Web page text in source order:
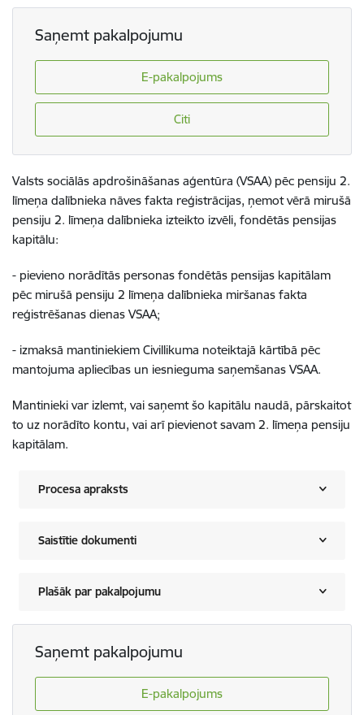
Saņemt pakalpojumu
E-pakalpojums
Citi
Valsts sociālās apdrošināšanas aģentūra (VSAA) pēc pensiju 2.
līmeņa dalībnieka nāves fakta reģistrācijas, ņemot vērā mirušā
pensiju 2. līmeņa dalībnieka izteikto izvēli, fondētās pensijas
kapitālu:
- pievieno norādītās personas fondētās pensijas kapitālam
pēc mirušā pensiju 2 līmeņa dalībnieka miršanas fakta
reģistrēšanas dienas VSAA;
- izmaksā mantiniekiem Civillikuma noteiktajā kārtībā pēc
mantojuma apliecības un iesnieguma saņemšanas VSAA.
Mantinieki var izlemt, vai saņemt šo kapitālu naudā, pārskaitot
to uz norādīto kontu, vai arī pievienot savam 2. līmeņa pensiju
kapitālam.
Procesa apraksts
Saistītie dokumenti
Plašāk par pakalpojumu
Saņemt pakalpojumu
E-pakalpojums